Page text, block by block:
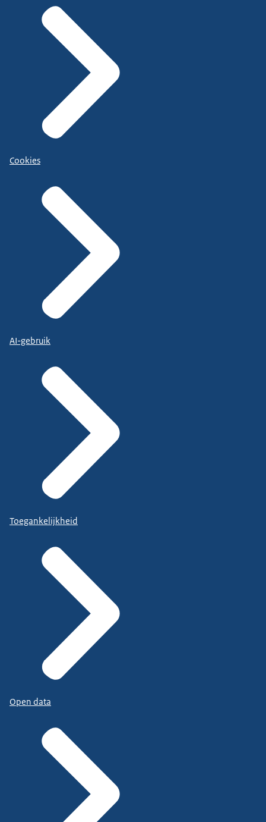
Cookies
AI-gebruik
Toegankelijkheid
Open data